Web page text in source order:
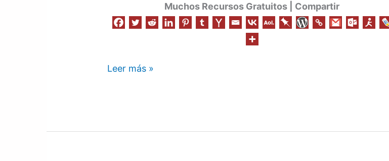
Muchos Recursos Gratuitos | Compartir
Leer más »